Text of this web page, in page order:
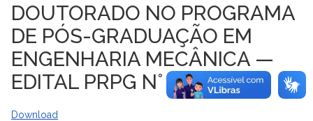
DOUTORADO NO PROGRAMA
DE PÓS-GRADUAÇÃO EM
ENGENHARIA MECÂNICA —
EDITAL PRPG N° 65/2024
Download